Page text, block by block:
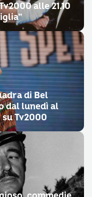
alle 21.10
di Bel
dal lunedì al
Tv2000